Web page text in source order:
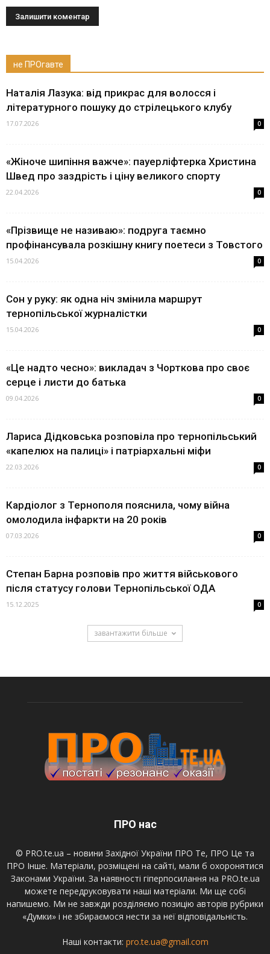
не ПРОгавте
Наталія Лазука: від прикрас для волосся і
літературного пошуку до стрілецького клубу
17.07.2026 0
«Жіноче шипіння важче»: пауерліфтерка Христина
Швед про заздрість і ціну великого спорту
22.04.2026 0
«Прізвище не називаю»: подруга таємно
профінансувала розкішну книгу поетеси з Товстого
15.04.2026 0
Сон у руку: як одна ніч змінила маршрут
тернопільської журналістки
15.04.2026 0
«Це надто чесно»: викладач з Чорткова про своє
серце і листи до батька
09.04.2026 0
Лариса Дідковська розповіла про тернопільський
«капелюх на палиці» і патріархальні міфи
22.03.2026 0
Кардіолог з Тернополя пояснила, чому війна
омолодила інфаркти на 20 років
07.03.2026 0
Степан Барна розповів про життя військового
після статусу голови Тернопільської ОДА
15.12.2025 0
завантажити більше
ПРО нас
© PRO.te.ua – новини Західної України ПРО Те, ПРО Це та
ПРО Інше. Матеріали, розміщені на сайті, мали б охоронятися
Законами України. За наявності гіперпосилання на PRO.te.ua
можете передруковувати наші матеріали. Ми ще собі
напишемо. Ми не завжди розділяємо позицію авторів рубрики
«Думки» і не збираємося нести за неї відповідальність.
Наші контакти: pro.te.ua@gmail.com